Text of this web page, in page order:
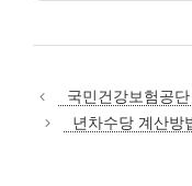
국민건강보험공
년차수당 계산방